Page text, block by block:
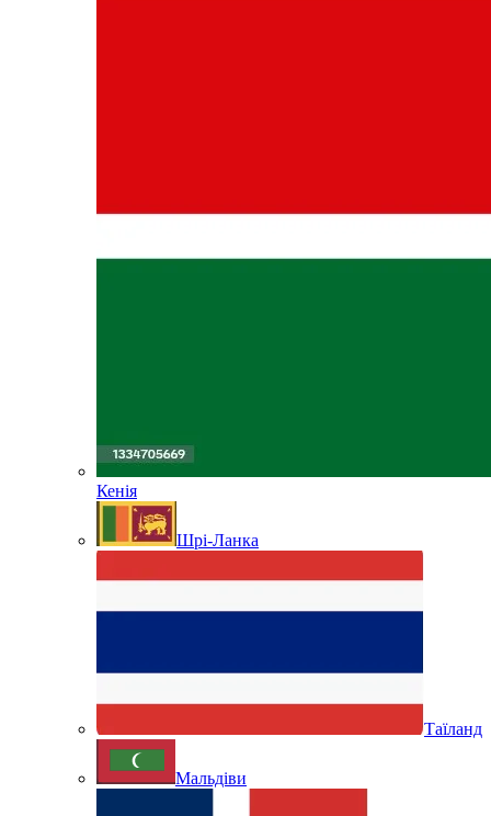
Кенія
Шрі-Ланка
Таїланд
Мальдіви